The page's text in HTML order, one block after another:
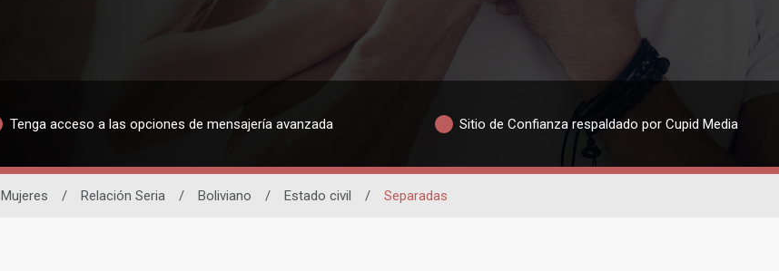
Tenga acceso a las opciones de mensajería avanzada Sitio de Confianza respaldado por Cupid Media
Mujeres / Relación Seria / Boliviano / Estado civil / Separadas